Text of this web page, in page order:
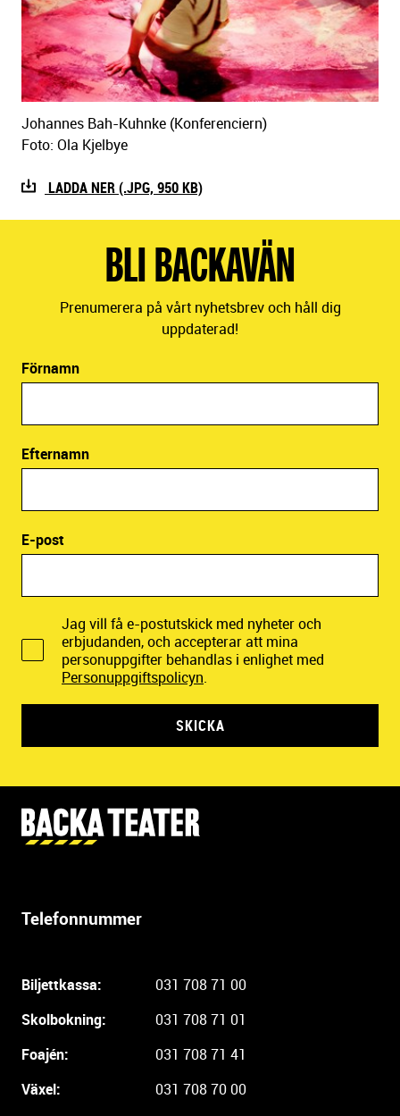
Johannes Bah-Kuhnke (Konferenciern)
Foto: Ola Kjelbye
LADDA NER (.JPG, 950 KB)
BLI BACKAVÄN
Prenumerera på vårt nyhetsbrev och håll dig
uppdaterad!
Förnamn
Efternamn
E-post
Jag vill få e-postutskick med nyheter och
erbjudanden, och accepterar att mina
personuppgifter behandlas i enlighet med
Personuppgiftspolicyn.
SKICKA
Telefonnummer
Biljettkassa:
031 708 71 00
Skolbokning:
031 708 71 01
Foajén:
031 708 71 41
Växel:
031 708 70 00